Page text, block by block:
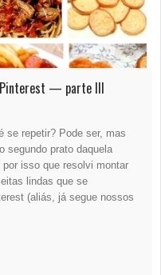
Pinterest — parte III
se repetir? Pode ser, mas
segundo prato daquela
isso que resolvi montar
lindas que se
(aliás, já segue nossos